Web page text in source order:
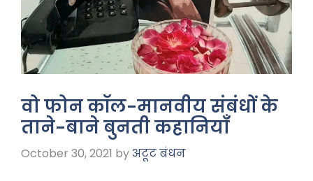
वो फोन कॉल-मानवीय संबंधों के
ताने-बाने बुनती कहानियाँ
October 30, 2021 byअटूट बंधन